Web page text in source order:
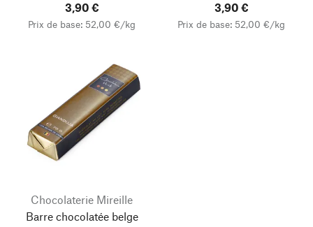
3,90 €
Prix de base: 52,00 €/kg
3,90 €
Prix de base: 52,00 €/kg
Chocolaterie Mireille
Barre chocolatée belge